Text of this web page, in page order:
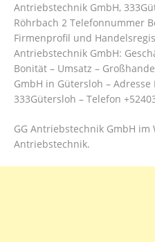
Antriebstechnik GmbH,
Röhrbach 2 Telefonnummer
Firmenprofil und
Antriebstechnik GmbH:
Bonität – Umsatz –
GmbH in Gütersloh –
333Gütersloh – Telefon
GG Antriebstechnik GmbH im
Antriebstechnik.